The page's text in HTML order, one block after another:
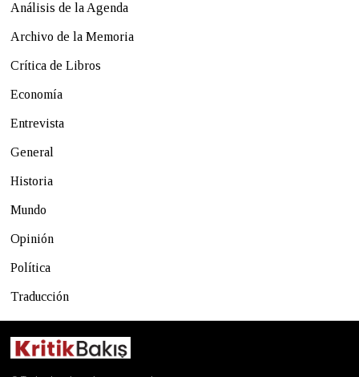
Análisis de la Agenda
Archivo de la Memoria
Crítica de Libros
Economía
Entrevista
General
Historia
Mundo
Opinión
Política
Traducción